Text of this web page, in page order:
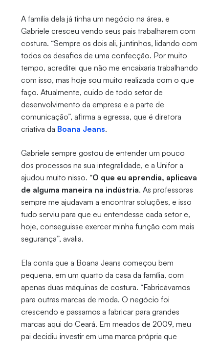
A família dela já tinha um negócio na área, e
Gabriele cresceu vendo seus pais trabalharem com
costura. “Sempre os dois ali, juntinhos, lidando com
todos os desafios de uma confecção. Por muito
tempo, acreditei que não me encaixaria trabalhando
com isso, mas hoje sou muito realizada com o que
faço. Atualmente, cuido de todo setor de
desenvolvimento da empresa e a parte de
comunicação”, afirma a egressa, que é diretora
criativa da Boana Jeans.
Gabriele sempre gostou de entender um pouco
dos processos na sua integralidade, e a Unifor a
ajudou muito nisso. “O que eu aprendia, aplicava
de alguma maneira na indústria. As professoras
sempre me ajudavam a encontrar soluções, e isso
tudo serviu para que eu entendesse cada setor e,
hoje, conseguisse exercer minha função com mais
segurança”, avalia.
Ela conta que a Boana Jeans começou bem
pequena, em um quarto da casa da família, com
apenas duas máquinas de costura. “Fabricávamos
para outras marcas de moda. O negócio foi
crescendo e passamos a fabricar para grandes
marcas aqui do Ceará. Em meados de 2009, meu
pai decidiu investir em uma marca própria que